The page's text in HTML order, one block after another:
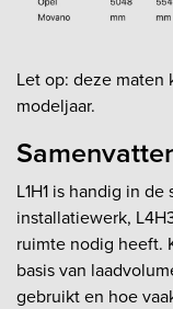
Let op: deze
modeljaar.
L1H1 is handig in
installatiewerk,
ruimte nodig heeft.
basis van
gebruikt en hoe